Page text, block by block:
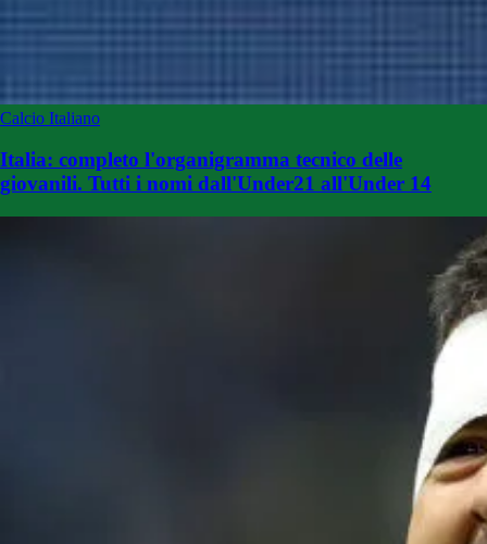
Calcio Italiano
Italia: completo l'organigramma tecnico delle
giovanili. Tutti i nomi dall'Under21 all'Under 14